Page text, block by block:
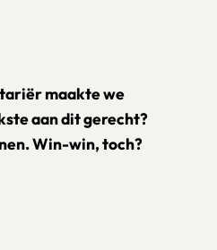
maakte we
aan dit gerecht?
Win-win, toch?